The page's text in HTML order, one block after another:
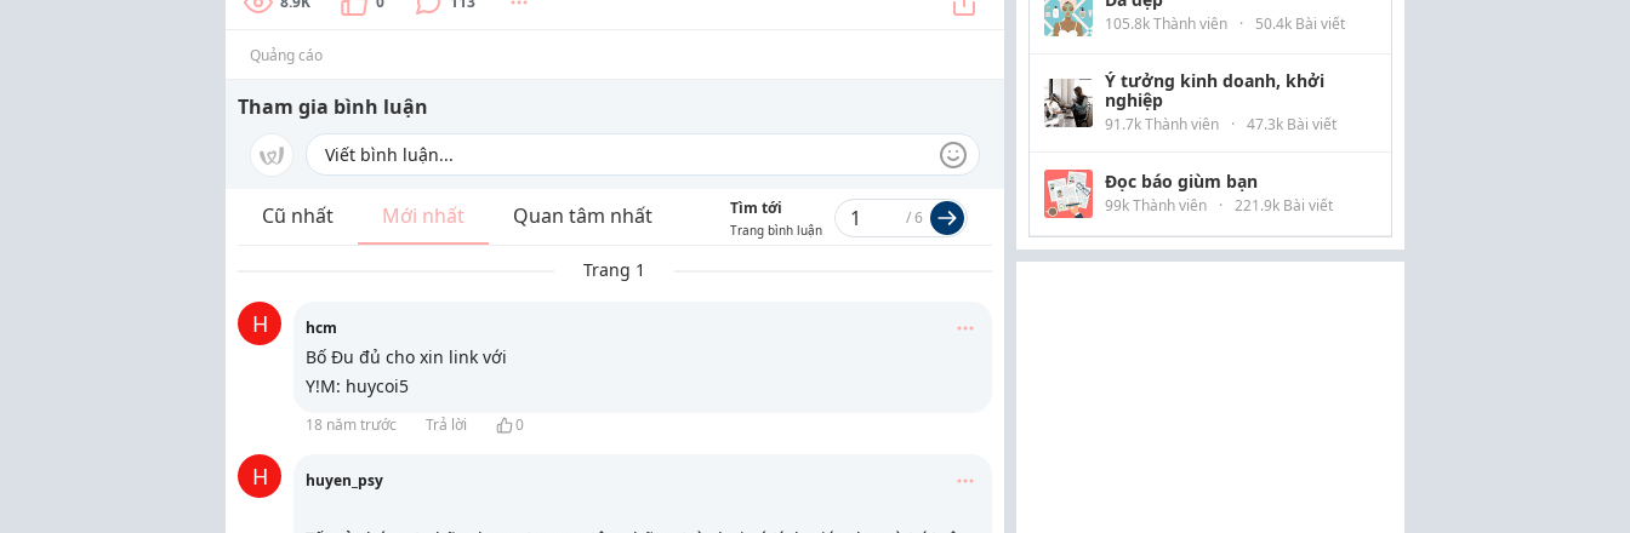
Quảng cáo
Tham gia bình luận
Cũ nhất Mới nhất Quan tâm nhất Tìm tới
Trang bình luận
/6
Trang 1
H hcm
Bố Đu đủ cho xin link với
Y!M: huycoi5
18 năm trước Trả lời 0
H huyen_psy
105.8k Thành viên · 50.4k Bài viết
Ý tưởng kinh doanh, khởi
nghiệp
91.7k Thành viên · 47.3k Bài viết
Đọc báo giùm bạn
99k Thành viên · 221.9k Bài viết